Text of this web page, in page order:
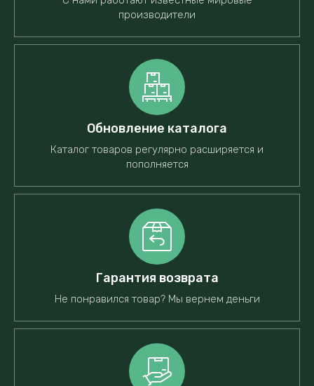
производители
Обновление каталога
Каталог товаров регулярно расширяется и
пополняется
Гарантия возврата
Не понравился товар? Мы вернем деньги